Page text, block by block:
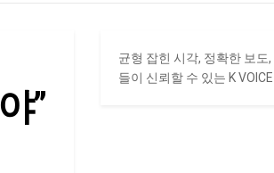
”
균형 잡힌 시각, 정확한 보
들이 신뢰할 수 있는 K